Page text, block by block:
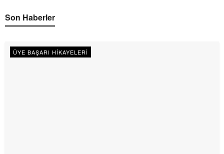
Son Haberler
ÜYE BAŞARI HIKAYELERI